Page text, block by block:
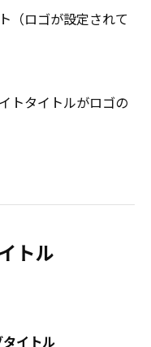
（ロゴが設定されて
トタイトルがロゴの
トル
イトル